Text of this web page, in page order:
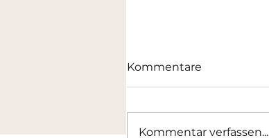
Kommentare
Kommentar verfassen...